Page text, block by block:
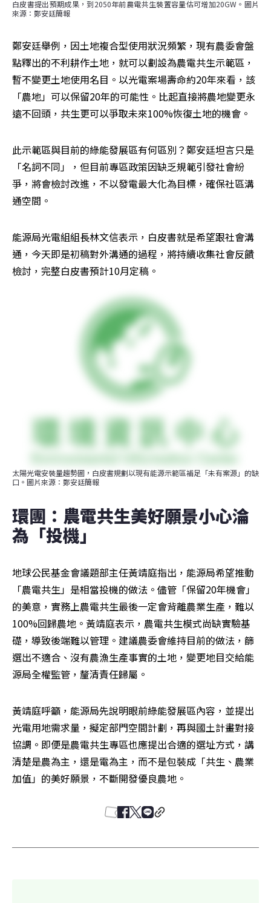
白皮書提出預期成果，到2050年前農電共生裝置容量估可增加20GW。圖片
來源：鄭安廷簡報
鄭安廷舉例，因土地複合型使用狀況頻繁，現有農委會盤
點釋出的不利耕作土地，就可以劃設為農電共生示範區，
暫不變更土地使用名目。以光電案場壽命約20年來看，該
「農地」可以保留20年的可能性。比起直接將農地變更永
遠不回頭，共生更可以爭取未來100%恢復土地的機會。
此示範區與目前的綠能發展區有何區別？鄭安廷坦言只是
「名詞不同」，但目前專區政策因缺乏規範引發社會紛
爭，將會檢討改進，不以發電最大化為目標，確保社區溝
通空間。
能源局光電組組長林文信表示，白皮書就是希望跟社會溝
通，今天即是初稿對外溝通的過程，將持續收集社會反饋
檢討，完整白皮書預計10月定稿。
太陽光電安裝量趨勢圖，白皮書規劃以現有能源示範區補足「未有案源」的缺
口。圖片來源：鄭安廷簡報
環團：農電共生美好願景小心淪
為「投機」
地球公民基金會議題部主任黃靖庭指出，能源局希望推動
「農電共生」是相當投機的做法。儘管「保留20年機會」
的美意，實務上農電共生最後一定會背離農業生產，難以
100%回歸農地。黃靖庭表示，農電共生模式尚缺實驗基
礎，導致後端難以管理。建議農委會維持目前的做法，篩
選出不適合、沒有農漁生產事實的土地，變更地目交給能
源局全權監管，釐清責任歸屬。
黃靖庭呼籲，能源局先說明眼前綠能發展區內容，並提出
光電用地需求量，擬定部門空間計劃，再與國土計畫對接
協調。即便是農電共生專區也應提出合適的選址方式，講
清楚是農為主，還是電為主，而不是包裝成「共生、農業
加值」的美好願景，不斷開發優良農地。